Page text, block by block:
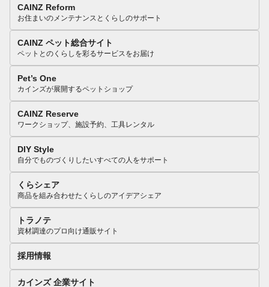
CAINZ Reform
お住まいのメンテナンスとくらしのサポート
CAINZ ペット総合サイト
ペットとのくらしを彩るサービスをお届け
Pet’s One
カインズが展開するペットショップ
CAINZ Reserve
ワークショップ、施設予約、工具レンタル
DIY Style
自分でものづくりしたいすべての人をサポート
くらシェア
商品を組み合わせたくらしのアイデアシェア
トラノテ
資材調達のプロ向け通販サイト
採用情報
カインズ 企業サイト